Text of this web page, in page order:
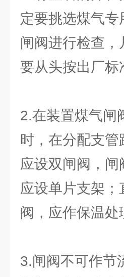
定要挑选煤气
闸阀进行检查
要从头按出厂标
2.在装置煤气闸
时，在分配支
应设双闸阀，
应设单片支架
阀，应作保温处
3.闸阀不可作节